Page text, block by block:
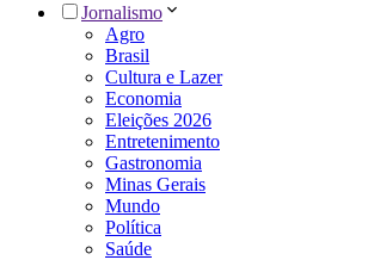
Jornalismo
Agro
Brasil
Cultura e Lazer
Economia
Eleições 2026
Entretenimento
Gastronomia
Minas Gerais
Mundo
Política
Saúde